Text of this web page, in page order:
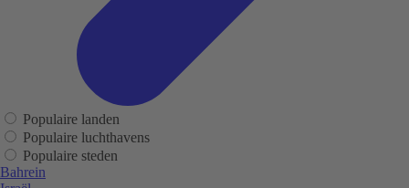
Populaire landen
Populaire luchthavens
Populaire steden
Bahrein